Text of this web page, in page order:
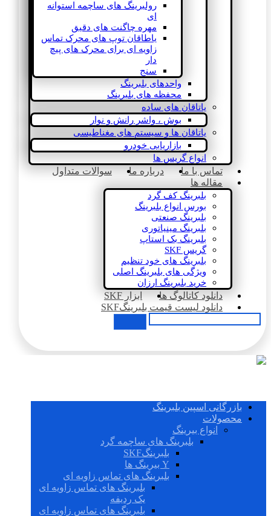
رولبرینگ های ساچمه استوانه
ای
مهره چاگنت های دقیق
یاطاقان توپ های محرک تماس
زاویه ای برای محرک های پیچ
دار
سنج
واحدهای بلبرینگ
محفظه های بلبرینگ
یاتاقان های ساده
بوش ، واشر رانش و نوار
یاتاقان ها و سیستم های مغناطیسی
بازاریابی خودرو
انواع گریس ها
تماس با ما درباره ما
سوالات متداول
مقاله ها
بلبرینگ کف گرد
بورس انواع بلبرینگ
بلبرینگ صنعتی
بلبرینگ مینیاتوری
بلبرینگ بک استاپ
گریس SKF
بلبرینگ های خود تنظیم
ویژگی های بلبرینگ اصلی
خرید بلبرینگ ارزان
دانلود کاتالوگ ها
ابزار SKF
دانلود لیست قیمت بلبرینگSKF
بازرگانی اسپین بلبرینگ
محصولات
انواع بیرینگ
بلبرینگ های ساچمه گرد
بلبرینگSKF
Y بیرینگ ها
بلبرینگ های تماس زاویه ای
بلبرینگ های تماس زاویه ای
یک ردیفه
بلبرینگ های تماس زاویه ای